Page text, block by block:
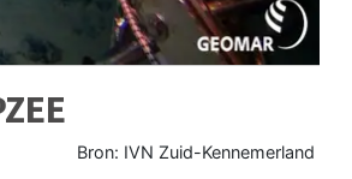
Bron: IVN Zuid-Kennemerland